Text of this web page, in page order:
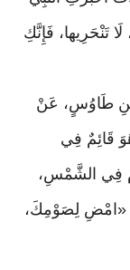
تَنْحَرِيها، فَإِنَّكِ
ابْنِ طَاوُسٍ، عَنْ
قَائِمٌ فِي
فِي الشَّمْسِ،
«امْضِ لِصَوْمِكَ،